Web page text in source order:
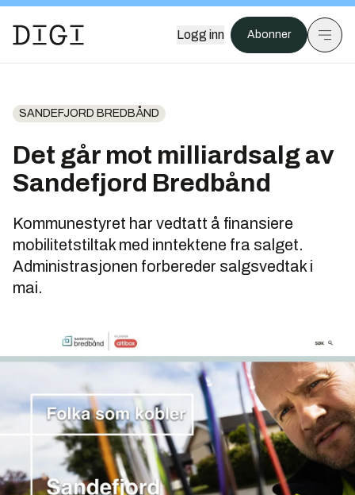
Logg inn Abonner
SANDEFJORD BREDBÅND
Det går mot milliardsalg av
Sandefjord Bredbånd
Kommunestyret har vedtatt å finansiere
mobilitetstiltak med inntektene fra salget.
Administrasjonen forbereder salgsvedtak i
mai.